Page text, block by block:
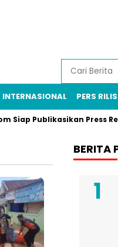
INTERNASIONAL PERS RILIS
Publikasikan Press
BERITA